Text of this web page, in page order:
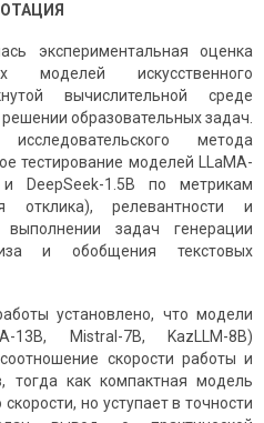
экспериментальная оценка
моделей искусственного
вычислительной среде
образовательных задач.
метода
тестирование моделей LLaMA-
DeepSeek-1.5B по метрикам
отклика), релевантности и
задач генерации
и обобщения текстовых
установлено, что модели
13B, Mistral-7B, KazLLM-8B)
скорости работы и
тогда как компактная модель
но уступает в точности